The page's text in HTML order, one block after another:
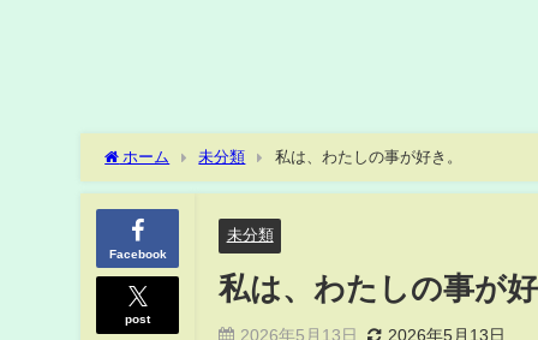
ホーム 未分類 私は、わたしの事が好き。
Facebook
post
未分類
私は、わたしの事が好
2026年5月13日 2026年5月13日